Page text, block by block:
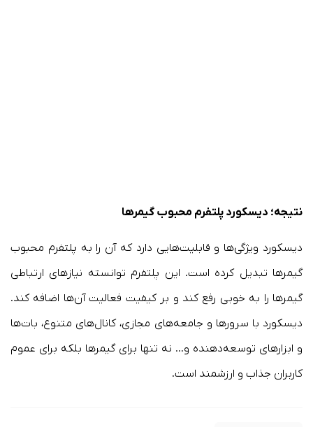
نتیجه؛‌ دیسکورد پلتفرم محبوب گیمرها
دیسکورد ویژگی‌ها و قابلیت‌هایی دارد که آن را به پلتفرم محبوب
گیمرها تبدیل کرده است. این پلتفرم توانسته نیازهای ارتباطی
گیمرها را به خوبی رفع کند و بر کیفیت فعالیت آن‌ها اضافه کند.
دیسکورد با سرورها و جامعه‌های مجازی، کانال‌های متنوع، بات‌ها
و ابزارهای توسعه‌دهنده و… نه تنها برای گیمرها بلکه برای عموم
کاربران جذاب و ارزشمند است.